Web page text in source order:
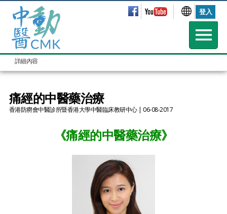
登入
詳細內容
痛經的中醫藥治療
香港防癆會中醫診所暨香港大學中醫臨床教研中心| 06-08-2017
《痛經的中醫藥治療》